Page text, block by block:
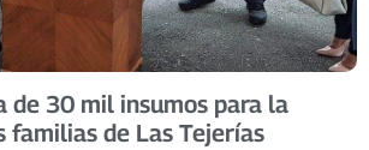
de 30 mil insumos para la
familias de Las Tejerías